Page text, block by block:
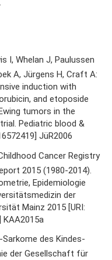
I, Whelan J, Paulussen
A, Jürgens H, Craft A:
induction with
and etoposide
tumors in the
trial. Pediatric blood &
JüR2006
Cancer Registry
2015 (1980-2014).
Epidemiologie
der
Mainz 2015 [URI:
KAA2015a
Sarkome des Kindes-
der Gesellschaft für